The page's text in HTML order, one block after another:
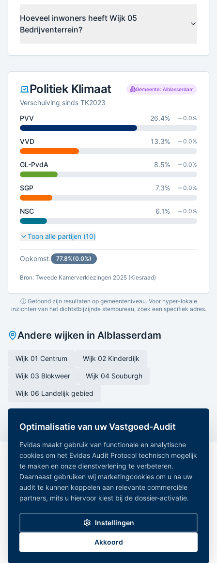
Hoeveel inwoners heeft Wijk 05
Bedrijventerrein?
Politiek Klimaat Gemeente: Alblasserdam
Verschuiving sinds TK2023
PVV
26.4% 0.0%
VVD 13.3% 0.0%
GL-PvdA 8.5% 0.0%
SGP 7.3% 0.0%
NSC 6.1% 0.0%
Toon alle partijen (10)
Opkomst: 77.8%(0.0%)
Bron: Tweede Kamerverkiezingen 2025 (Kiesraad)
ⓘ Getoond zijn resultaten op gemeenteniveau. Voor hyper-lokale
inzichten van het dichtstbijzijnde stembureau, zoek een specifiek adres.
Andere wijken in Alblasserdam
Wijk 01 Centrum Wijk 02 Kinderdijk
Wijk 03 Blokweer Wijk 04 Souburgh
Wijk 06 Landelijk gebied
Onafhankelijk Vastgoedregister — geaggregeerde
vastgoeddata uit 15+ overheidsregistraties.
Noord-Holland|Zuid-Holland
Gelderland
Bronnen|Partners
Optimalisatie van uw Vastgoed-Audit
Evidas maakt gebruik van functionele en analytische
cookies om het Evidas Audit Protocol technisch mogelijk
te maken en onze dienstverlening te verbeteren.
Daarnaast gebruiken wij marketingcookies om u na uw
audit te kunnen koppelen aan relevante commerciële
partners, mits u hiervoor kiest bij de dossier-activatie.
Instellingen
Akkoord